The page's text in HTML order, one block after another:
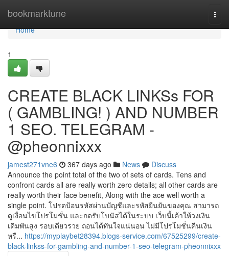
bookmarktune
Home
Home
1
CREATE BLACK LINKSs FOR
( GAMBLING! ) AND NUMBER
1 SEO. TELEGRAM -
@pheonnixxx
jamest271vne6 367 days ago News
Discuss
Announce the point total of the two of sets of cards. Tens and
confront cards all are really worth zero details; all other cards are
really worth their face benefit, Along with the ace well worth a
single point. โปรดป้อนรหัสผ่านบัญชีและรหัสยืนยันของคุณ สามารถ
ดูเงื่อนไขโปรโมชั่น และกดรับโบนัสได้ในระบบ เว็บนี้เค้าให้วงเงิน
เดิมพันสูง รอบเดียวรวย ถอนได้ทันใจแน่นอน ไม่มีโปรโมชั่นคืนเงิน
หรื... https://myplaybet28394.blogs-service.com/67525299/create-
black-linkss-for-gambling-and-number-1-seo-telegram-pheonnixxx